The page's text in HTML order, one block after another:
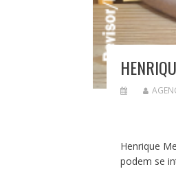
Henrique
podem se